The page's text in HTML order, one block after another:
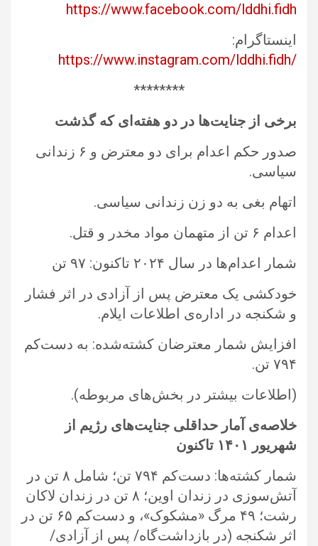
https://www.facebook.com/lddhi.fidh
اینستاگرام: ‏‎
https://www.instagram.com/lddhi.fidh/‎
‏********‏
برخی از جنایت‌ها در دو هفته‌ا‌ی که گذشت
صدور حکم اعدام برای دو معترض و ۶ زندانی
سیاسی.‏
اتهام بغی به دو زن زندانی سیاسی.‏
اعدام ۶ تن از متهمان مواد مخدر و قتل.‏
شمار اعدام‌ها در سال ۲۰۲۴ تاکنون: ۹۷ تن
خودکشی یک معترض پس از آزادی در اثر فشار
و شکنجه در اداره‌ی اطلاعات ایلام.‏
افزایش شمار معترضان کشته‌‌شده: به دست‌کم
۷۹۴ تن.‏
‏(اطلاعات بیشتر در بخش‌های مربوطه).‏
خلاصه‌ی آمار حداقلی ‏جنایت‌های رژیم از
شهریور ۱۴۰۱ تاکنون
شمار کشته‌ها: دست‌کم ۷۹۴ تن؛ شامل ۸ تن در
آتش‌سوزی در زندان اوین؛ ۸ تن در زندان لاکان
رشت؛ ۴۹ مرگ‌ «مشکوک»، و دست‌کم ‏‏۶۵ تن در
اثر شکنجه (در بازداشت‌گاه/ پس از آزادی/